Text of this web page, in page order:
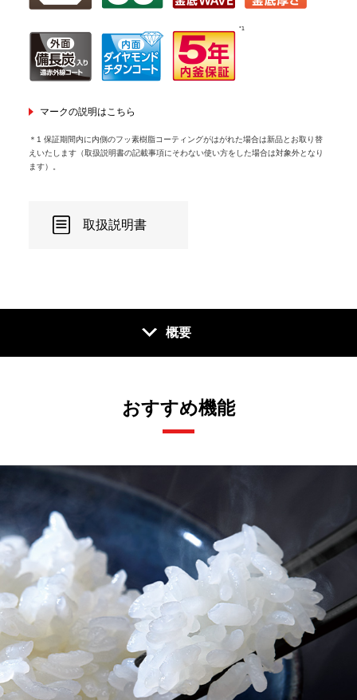
*1
マークの説明はこちら
＊1 保証期間内に内側のフッ素樹脂コーティングがはがれた場合は新品とお取り替
えいたします（取扱説明書の記載事項にそわない使い方をした場合は対象外となり
ます）。
取扱説明書
概要
おすすめ機能